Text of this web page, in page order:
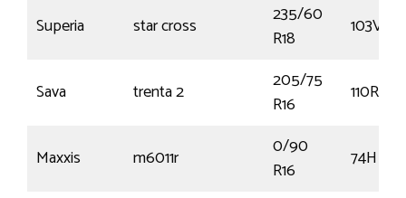
Superia star cross
235/60
R18
103V
Sava trenta 2
205/75
R16
110R
Maxxis m6011r
0/90
R16
74H